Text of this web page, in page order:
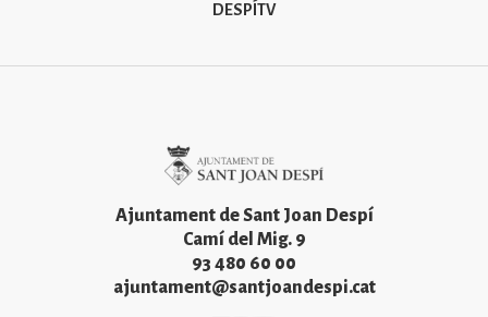
DESPÍTV
Ajuntament de Sant Joan Despí
Camí del Mig. 9
93 480 60 00
ajuntament@santjoandespi.cat